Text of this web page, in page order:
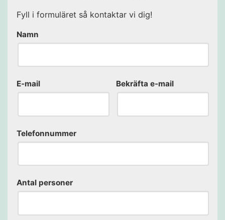
Fyll i formuläret så kontaktar vi dig!
Namn
E-mail Bekräfta e-mail
Telefonnummer
Antal personer